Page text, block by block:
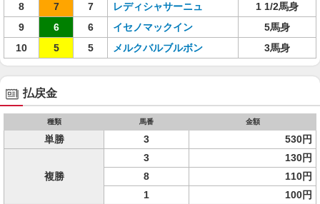
8
7 7 レディシャサーニュ
1 1/2馬身
9
6 6 イセノマックイン
5馬身
10
5 5 メルクバルブルボン 3馬身
払戻金
種類 馬番 金額
単勝 3 530円
複勝
3
130円
8
110円
1
100円